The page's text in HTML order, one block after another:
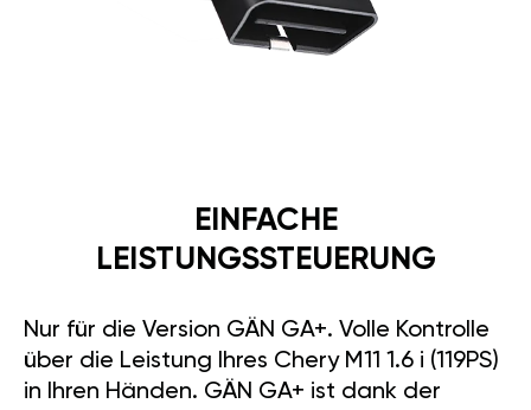
EINFACHE
LEISTUNGSSTEUERUNG
Nur für die Version GÄN GA+. Volle Kontrolle
über die Leistung Ihres Chery M11 1.6 i (119PS)
in Ihren Händen. GÄN GA+ ist dank der